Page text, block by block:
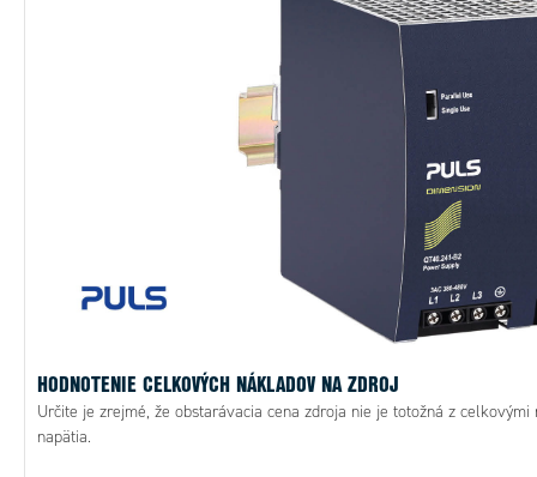
HODNOTENIE CELKOVÝCH NÁKLADOV NA ZDROJ
Určite je zrejmé, že obstarávacia cena zdroja nie je totožná z
napätia.